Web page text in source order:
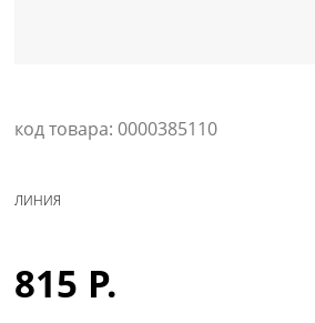
код товара: 0000385110
ЛИНИЯ
815 Р.